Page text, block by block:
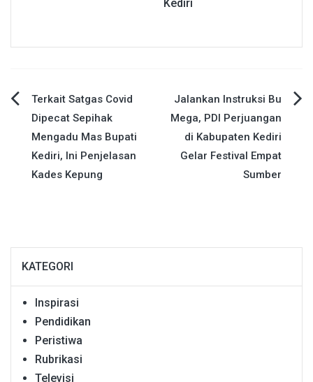
Kediri
Navigasi
pos
Terkait Satgas Covid
Dipecat Sepihak
Mengadu Mas Bupati
Kediri, Ini Penjelasan
Kades Kepung
Jalankan Instruksi Bu
Mega, PDI Perjuangan
di Kabupaten Kediri
Gelar Festival Empat
Sumber
KATEGORI
Inspirasi
Pendidikan
Peristiwa
Rubrikasi
Televisi